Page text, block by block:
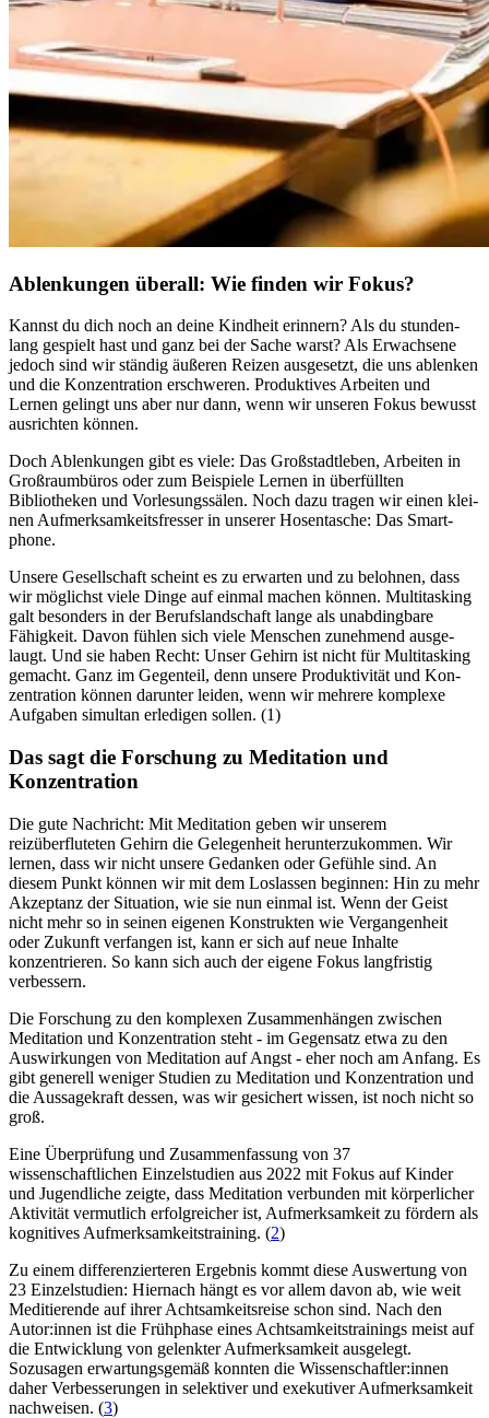
Ablenkungen überall: Wie finden wir Fokus?
Kannst du dich noch an deine Kind­heit erin­nern? Als du stun­den­
lang gespielt hast und ganz bei der Sache warst? Als Erwachsene
jedoch sind wir stän­dig äuße­ren Reizen aus­ge­setzt, die uns ablen­ken
und die Kon­zen­tra­tion erschwe­ren. Pro­duk­ti­ves Arbei­ten und
Lernen gelingt uns aber nur dann, wenn wir unse­ren Fokus bewusst
aus­rich­ten können.
Doch Ablen­kun­gen gibt es viele: Das Großstadtleben, Arbei­ten in
Groß­raum­bü­ros oder zum Beispiele Lernen in über­füll­ten
Bibliotheken und Vor­le­sungs­sä­len. Noch dazu tragen wir einen klei­
nen Auf­merk­sam­keits­fres­ser in unse­rer Hosen­ta­sche: Das Smart­
phone.
Unsere Gesellschaft scheint es zu erwarten und zu belohnen, dass
wir mög­lichst viele Dinge auf einmal machen können. Mul­ti­tas­king
galt besonders in der Berufs­land­schaft lange als unab­ding­bare
Fähig­keit. Davon fühlen sich viele Men­schen zuneh­mend aus­ge­
laugt. Und sie haben Recht: Unser Gehirn ist nicht für Mul­ti­tas­king
gemacht. Ganz im Gegen­teil, denn unsere Pro­duk­ti­vi­tät und Kon­
zen­tra­tion können dar­un­ter leiden, wenn wir meh­rere kom­plexe
Auf­ga­ben simul­tan erle­di­gen sollen. (1)
Das sagt die Forschung zu Meditation und
Konzentration
Die gute Nachricht: Mit Meditation geben wir unserem
reizüberfluteten Gehirn die Gelegenheit herunterzukommen. Wir
lernen, dass wir nicht unsere Gedanken oder Gefühle sind. An
diesem Punkt können wir mit dem Loslassen beginnen: Hin zu mehr
Akzeptanz der Situation, wie sie nun einmal ist. Wenn der Geist
nicht mehr so in seinen eigenen Konstrukten wie Vergangenheit
oder Zukunft verfangen ist, kann er sich auf neue Inhalte
konzentrieren. So kann sich auch der eigene Fokus langfristig
verbessern.
Die Forschung zu den komplexen Zusammenhängen zwischen
Meditation und Konzentration steht - im Gegensatz etwa zu den
Auswirkungen von Meditation auf Angst - eher noch am Anfang. Es
gibt generell weniger Studien zu Meditation und Konzentration und
die Aussagekraft dessen, was wir gesichert wissen, ist noch nicht so
groß.
Eine Überprüfung und Zusammenfassung von 37
wissenschaftlichen Einzelstudien aus 2022 mit Fokus auf Kinder
und Jugendliche zeigte, dass Meditation verbunden mit körperlicher
Aktivität vermutlich erfolgreicher ist, Aufmerksamkeit zu fördern als
kognitives Aufmerksamkeitstraining. (2)
Zu einem differenzierteren Ergebnis kommt diese Auswertung von
23 Einzelstudien: Hiernach hängt es vor allem davon ab, wie weit
Meditierende auf ihrer Achtsamkeitsreise schon sind. Nach den
Autor:innen ist die Frühphase eines Achtsamkeitstrainings meist auf
die Entwicklung von gelenkter Aufmerksamkeit ausgelegt.
Sozusagen erwartungsgemäß konnten die Wissenschaftler:innen
daher Verbesserungen in selektiver und exekutiver Aufmerksamkeit
nachweisen. (3)